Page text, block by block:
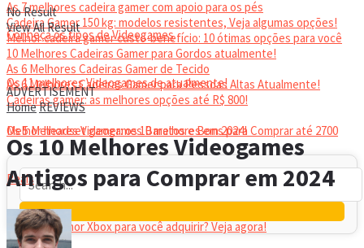
As 7 melhores cadeira gamer com apoio para os pés
Cadeira Gamer 150 kg: modelos resistentes, Veja algumas opções!
Melhor cadeira gamer custo-benefício: 10 ótimas opções para você
10 Melhores Cadeiras Gamer para Gordos atualmente!
As 6 Melhores Cadeiras Gamer de Tecido
As 6 Melhores Cadeiras Gamer para Pessoas Altas Atualmente!
Cadeiras gamer: as melhores opções até R$ 800!
HEADSET
Melhor headset gamer: os 10 melhores em 2024!
Conheça os tipos de Videogames
Os 11 melhores Videogames de atualmente!
Os 5 Melhores Videogames Baratos e Bons para Comprar até 2700
Reais
Qual é o melhor Xbox para você adquirir? Veja agora!
No Result
View All Result
ADVERTISEMENT
HomeREVIEWS
Os 10 Melhores Videogames
Antigos para Comprar em 2024